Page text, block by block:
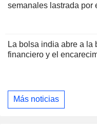
semanales lastrada por
La bolsa india abre a la
financiero y el
Más noticias